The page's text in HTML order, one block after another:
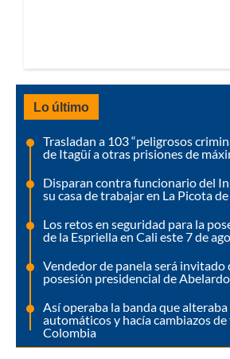
Lo último
Trasladan a 103 “peligrosos
de Itagüí a otras prisiones de
Disparan contra funcionario del
su casa de trabajar en La Picota
Los retos en seguridad para la
de la Espriella en Cali este 7 de
Vendedor de panela será invitado
posesión presidencial de
Así operaba la banda que
automáticos y hacía cambiazos
Colombia